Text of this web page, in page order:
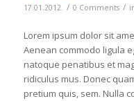
17.01.2012. / 0 Comments /
Lorem ipsum dolor sit
Aenean commodo ligula
natoque penatibus et
ridiculus mus. Donec
pretium quis, sem. Nulla